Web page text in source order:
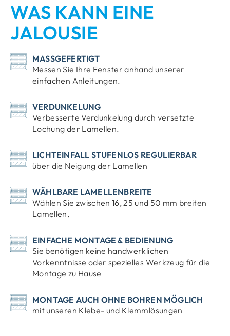
WAS KANN EINE
JALOUSIE
MASSGEFERTIGT
Messen Sie Ihre Fenster anhand unserer
einfachen Anleitungen.
VERDUNKELUNG
Verbesserte Verdunkelung durch versetzte
Lochung der Lamellen.
LICHTEINFALL STUFENLOS REGULIERBAR
über die Neigung der Lamellen
WÄHLBARE LAMELLENBREITE
Wählen Sie zwischen 16, 25 und 50 mm breiten
Lamellen.
EINFACHE MONTAGE & BEDIENUNG
Sie benötigen keine handwerklichen
Vorkenntnisse oder spezielles Werkzeug für die
Montage zu Hause
MONTAGE AUCH OHNE BOHREN MÖGLICH
mit unseren Klebe- und Klemmlösungen